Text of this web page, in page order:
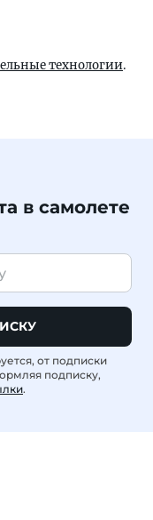
технологии.
в самолете
от подписки
подписку,
.